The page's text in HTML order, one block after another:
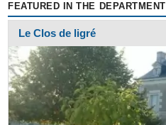
FEATURED IN THE DEPARTMENT
Le Clos de ligré